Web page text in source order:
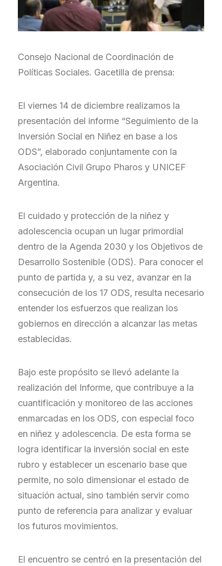
Consejo Nacional de Coordinación de
Políticas Sociales. Gacetilla de prensa:
El viernes 14 de diciembre realizamos la
presentación del informe “Seguimiento de la
Inversión Social en Niñez en base a los
ODS”, elaborado conjuntamente con la
Asociación Civil Grupo Pharos y UNICEF
Argentina.
El cuidado y protección de la niñez y
adolescencia ocupan un lugar primordial
dentro de la Agenda 2030 y los Objetivos de
Desarrollo Sostenible (ODS). Para conocer el
punto de partida y, a su vez, avanzar en la
consecución de los 17 ODS, resulta necesario
entender los esfuerzos que realizan los
gobiernos en dirección a alcanzar las metas
establecidas.
Bajo este propósito se llevó adelante la
realización del Informe, que contribuye a la
cuantificación y monitoreo de las acciones
enmarcadas en los ODS, con especial foco
en niñez y adolescencia. De esta forma se
logra identificar la inversión social en este
rubro y establecer un escenario base que
permite, no solo dimensionar el estado de
situación actual, sino también servir como
punto de referencia para analizar y evaluar
los futuros movimientos.
El encuentro se centró en la presentación del